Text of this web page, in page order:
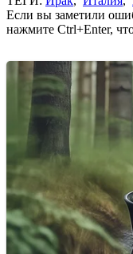
Если вы заметили
нажмите Ctrl+Enter,